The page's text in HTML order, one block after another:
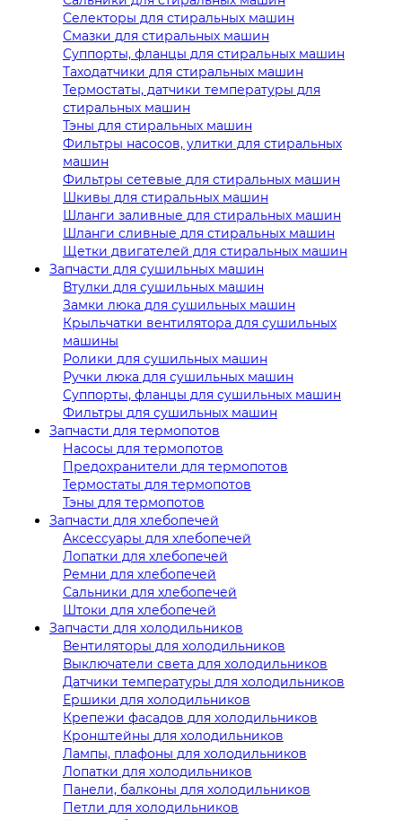
Селекторы для стиральных машин
Смазки для стиральных машин
Суппорты, фланцы для стиральных машин
Таходатчики для стиральных машин
Термостаты, датчики температуры для
стиральных машин
Тэны для стиральных машин
Фильтры насосов, улитки для стиральных
машин
Фильтры сетевые для стиральных машин
Шкивы для стиральных машин
Шланги заливные для стиральных машин
Шланги сливные для стиральных машин
Щетки двигателей для стиральных машин
Запчасти для сушильных машин
Втулки для сушильных машин
Замки люка для сушильных машин
Крыльчатки вентилятора для сушильных
машины
Ролики для сушильных машин
Ручки люка для сушильных машин
Суппорты, фланцы для сушильных машин
Фильтры для сушильных машин
Запчасти для термопотов
Насосы для термопотов
Предохранители для термопотов
Термостаты для термопотов
Тэны для термопотов
Запчасти для хлебопечей
Аксессуары для хлебопечей
Лопатки для хлебопечей
Ремни для хлебопечей
Сальники для хлебопечей
Штоки для хлебопечей
Запчасти для холодильников
Вентиляторы для холодильников
Выключатели света для холодильников
Датчики температуры для холодильников
Ершики для холодильников
Крепежи фасадов для холодильников
Кронштейны для холодильников
Лампы, плафоны для холодильников
Лопатки для холодильников
Панели, балконы для холодильников
Петли для холодильников